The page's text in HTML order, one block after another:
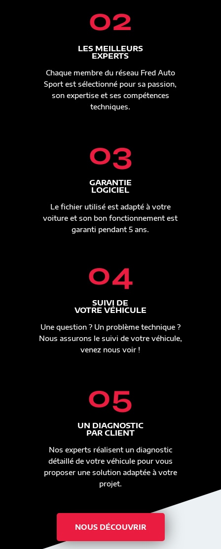
02
LES MEILLEURS
EXPERTS
Chaque membre du réseau Fred Auto
Sport est sélectionné pour sa passion,
son expertise et ses compétences
techniques.
03
GARANTIE
LOGICIEL
Le fichier utilisé est adapté à votre
voiture et son bon fonctionnement est
garanti pendant 5 ans.
04
SUIVI DE
VOTRE VÉHICULE
Une question ? Un problème technique ?
Nous assurons le suivi de votre véhicule,
venez nous voir !
05
UN DIAGNOSTIC
PAR CLIENT
Nos experts réalisent un diagnostic
détaillé de votre véhicule pour vous
proposer une solution adaptée à votre
projet.
NOUS DÉCOUVRIR